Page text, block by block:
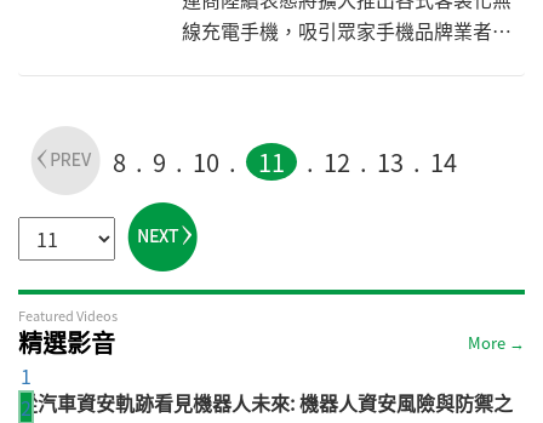
線充電手機，吸引眾家手機品牌業者開
8 9 10 11 12 13 14
Featured Videos
精選影音 More →
從汽車資安軌跡看見機器人未來: 機器人資安風險與防禦之
1
2